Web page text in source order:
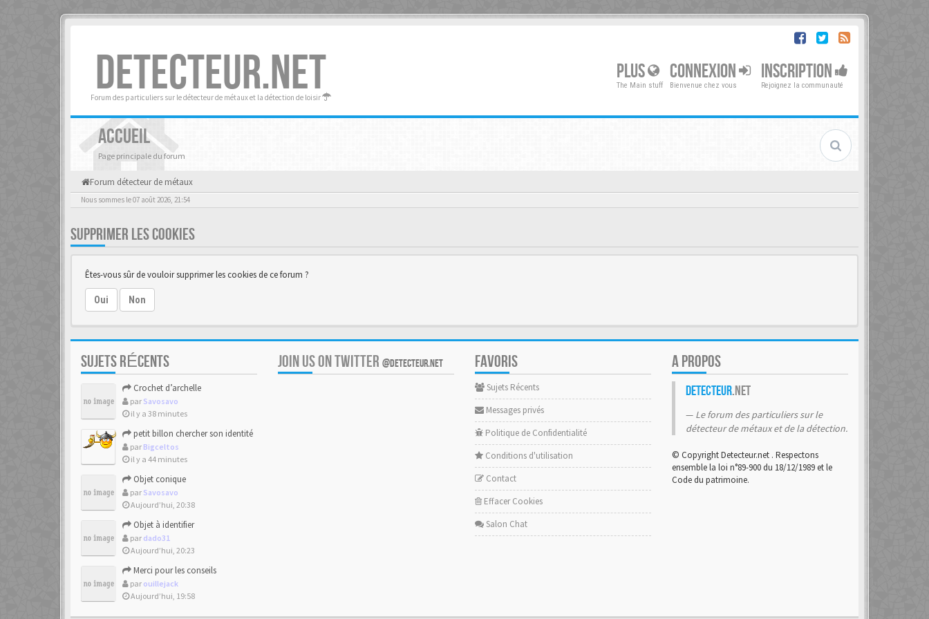
DETECTEUR.NET
Forum des particuliers sur le détecteur de métaux et la détection de loisir
PLUS
The Main stuff
CONNEXION
Bienvenue chez vous
INSCRIPTION
Rejoignez la communauté
ACCUEIL
Page principale du forum
Forum détecteur de métaux
Nous sommes le 07 août 2026, 21:54
SUPPRIMER LES COOKIES
Êtes-vous sûr de vouloir supprimer les cookies de ce forum ?
Oui Non
SUJETS RÉCENTS
Crochet d’archelle
par Savosavo
il y a 38 minutes
petit billon chercher son identité
par Bigceltos
il y a 44 minutes
Objet conique
par Savosavo
Aujourd’hui, 20:38
Objet à identifier
par dado31
Aujourd’hui, 20:23
Merci pour les conseils
par ouillejack
Aujourd’hui, 19:58
JOIN US ON TWITTER @DETECTEUR.NET FAVORIS
Sujets Récents
Messages privés
Politique de Confidentialité
Conditions d'utilisation
Contact
Effacer Cookies
Salon Chat
A PROPOS
Detecteur.net
Le forum des particuliers sur le
détecteur de métaux et de la détection.
© Copyright Detecteur.net . Respectons
ensemble la loi n°89-900 du 18/12/1989 et le
Code du patrimoine.